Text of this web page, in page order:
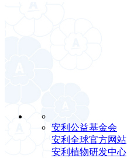
安利公益基金会
安利全球官方网站
安利植物研发中心